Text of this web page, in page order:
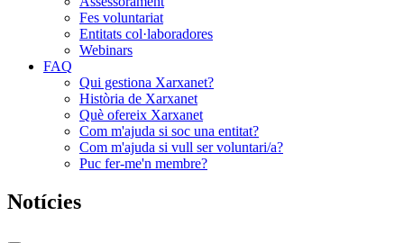
Fes voluntariat
Entitats col·laboradores
Webinars
FAQ
Qui gestiona Xarxanet?
Història de Xarxanet
Què ofereix Xarxanet
Com m'ajuda si soc una entitat?
Com m'ajuda si vull ser voluntari/a?
Puc fer-me'n membre?
Notícies